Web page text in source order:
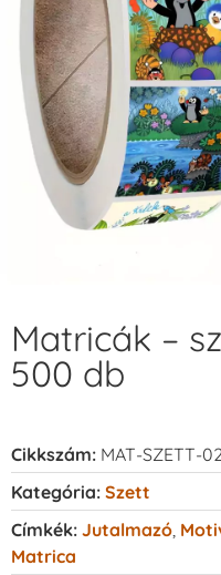
Matricák –
500 db
Cikkszám: MAT-SZETT-
Kategória: Szett
Címkék: Jutalmazó
Matrica